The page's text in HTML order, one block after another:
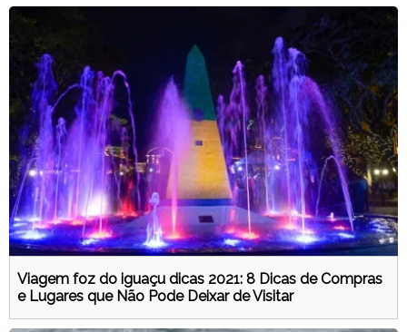
Viagem foz do iguaçu dicas 2021: 8 Dicas de Compras
e Lugares que Não Pode Deixar de Visitar